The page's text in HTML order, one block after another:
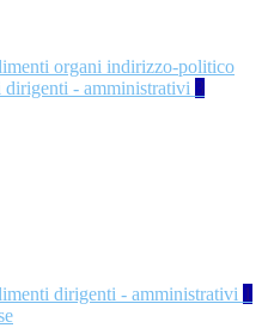
organi indirizzo-politico
dirigenti - amministrativi 3
dirigenti - amministrativi 1